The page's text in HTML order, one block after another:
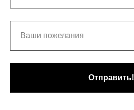
Отправить!